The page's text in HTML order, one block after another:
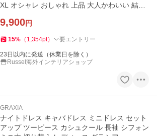
XL オシャレ おしゃれ 上品 大人かわいい 結婚
9,900円
15% （ 1,354pt） 要エントリー
23日以内に発送（休業日を除く）
Russel海外インテリアショップ
GRAXIA
ナイトドレス キャバドレス ミニドレス セット
アップ ツーピース カシュクール 長袖 シフォン